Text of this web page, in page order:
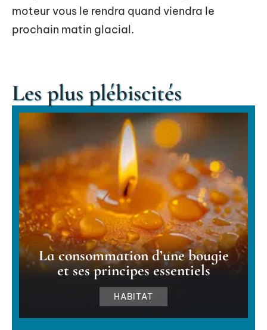
moteur vous le rendra quand viendra le
prochain matin glacial.
Les plus plébiscités
La consommation d’une bougie
et ses principes essentiels
HABITAT